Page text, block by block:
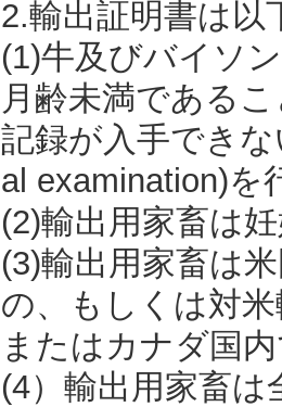
2.輸出証明書は以
(1)牛及びバイソ
月齢未満である
記録が入手でき
al examination)を
(2)輸出用家畜は
(3)輸出用家畜は
の、もしくは対
またはカナダ国
(4）輸出用家畜